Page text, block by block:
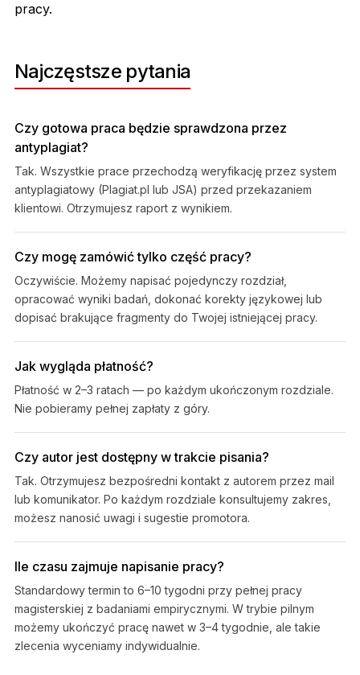
pracy.
Najczęstsze pytania
Czy gotowa praca będzie sprawdzona przez
antyplagiat?
Tak. Wszystkie prace przechodzą weryfikację przez system
antyplagiatowy (Plagiat.pl lub JSA) przed przekazaniem
klientowi. Otrzymujesz raport z wynikiem.
Czy mogę zamówić tylko część pracy?
Oczywiście. Możemy napisać pojedynczy rozdział,
opracować wyniki badań, dokonać korekty językowej lub
dopisać brakujące fragmenty do Twojej istniejącej pracy.
Jak wygląda płatność?
Płatność w 2–3 ratach — po każdym ukończonym rozdziale.
Nie pobieramy pełnej zapłaty z góry.
Czy autor jest dostępny w trakcie pisania?
Tak. Otrzymujesz bezpośredni kontakt z autorem przez mail
lub komunikator. Po każdym rozdziale konsultujemy zakres,
możesz nanosić uwagi i sugestie promotora.
Ile czasu zajmuje napisanie pracy?
Standardowy termin to 6–10 tygodni przy pełnej pracy
magisterskiej z badaniami empirycznymi. W trybie pilnym
możemy ukończyć pracę nawet w 3–4 tygodnie, ale takie
zlecenia wyceniamy indywidualnie.